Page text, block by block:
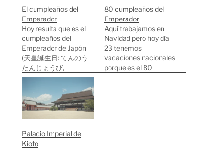
El cumpleaños del
Emperador
Hoy resulta que es el
cumpleaños del
Emperador de Japón
(天皇誕生日: てんのう
たんじょうび,
cumpleaños del
Emperador) y gracias a
ello nos libramos de
trabajar por estos lares.
trabajar, no son
festivos. Una de las
80 cumpleaños del
Emperador
Aquí trabajamos en
Navidad pero hoy día
23 tenemos
vacaciones nacionales
porque es el 80
Palacio Imperial de
Kioto